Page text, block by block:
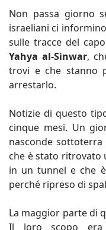
Non passa giorno
israeliani ci
sulle tracce del
Yahya al-Sinwar,
trovi e che stanno
arrestarlo.
Notizie di questo
cinque mesi. Un
nasconde sottoterra
che è stato ritrovato
in un tunnel e che
perché ripreso di
La maggior parte di
Il loro scopo era